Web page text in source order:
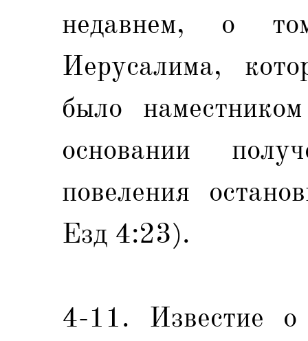
недавнем, о
Иерусалима,
было
основании
повеления
Езд 4:23).
4-11. Известие о